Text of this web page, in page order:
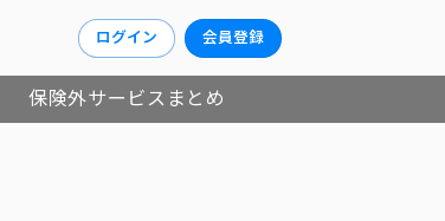
ログイン 会員登録
保険外サービスまとめ